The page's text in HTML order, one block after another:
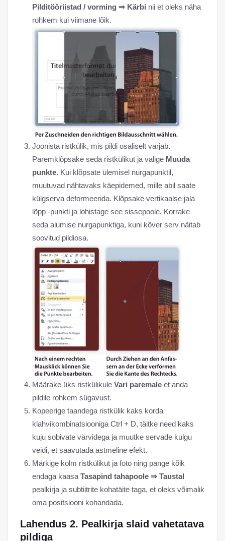
Pilditööriistad / vorming ⇒ Kärbi nii et oleks näha
rohkem kui viimane lõik.
Joonista ristkülik, mis pildi osaliselt varjab.
Paremklõpsake seda ristkülikut ja valige Muuda
punkte. Kui klõpsate ülemisel nurgapunktil,
muutuvad nähtavaks käepidemed, mille abil saate
külgserva deformeerida. Klõpsake vertikaalse jala
lõpp -punkti ja lohistage see sissepoole. Korrake
seda alumise nurgapunktiga, kuni kõver serv näitab
soovitud pildiosa.
Määrake üks ristkülikule Vari paremale et anda
pildile rohkem sügavust.
Kopeerige taandega ristkülik kaks korda
klahvikombinatsiooniga Ctrl + D, täitke need kaks
kuju sobivate värvidega ja muutke servade kulgu
veidi, et saavutada astmeline efekt.
Märkige kolm ristkülikut ja foto ning pange kõik
endaga kaasa Tasapind tahapoole ⇒ Taustal
pealkirja ja subtiitrite kohatäite taga, et oleks võimalik
oma positsiooni kohandada.
Lahendus 2. Pealkirja slaid vahetatava
pildiga